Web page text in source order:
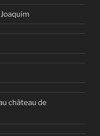
château de